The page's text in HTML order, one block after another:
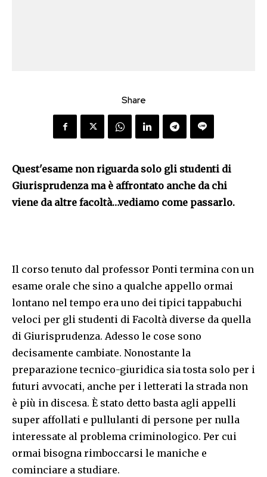
Share
Quest'esame non riguarda solo gli studenti di
Giurisprudenza ma è affrontato anche da chi
viene da altre facoltà…vediamo come passarlo.
Il corso tenuto dal professor Ponti termina con un
esame orale che sino a qualche appello ormai
lontano nel tempo era uno dei tipici tappabuchi
veloci per gli studenti di Facoltà diverse da quella
di Giurisprudenza. Adesso le cose sono
decisamente cambiate. Nonostante la
preparazione tecnico-giuridica sia tosta solo per i
futuri avvocati, anche per i letterati la strada non
è più in discesa. È stato detto basta agli appelli
super affollati e pullulanti di persone per nulla
interessate al problema criminologico. Per cui
ormai bisogna rimboccarsi le maniche e
cominciare a studiare.